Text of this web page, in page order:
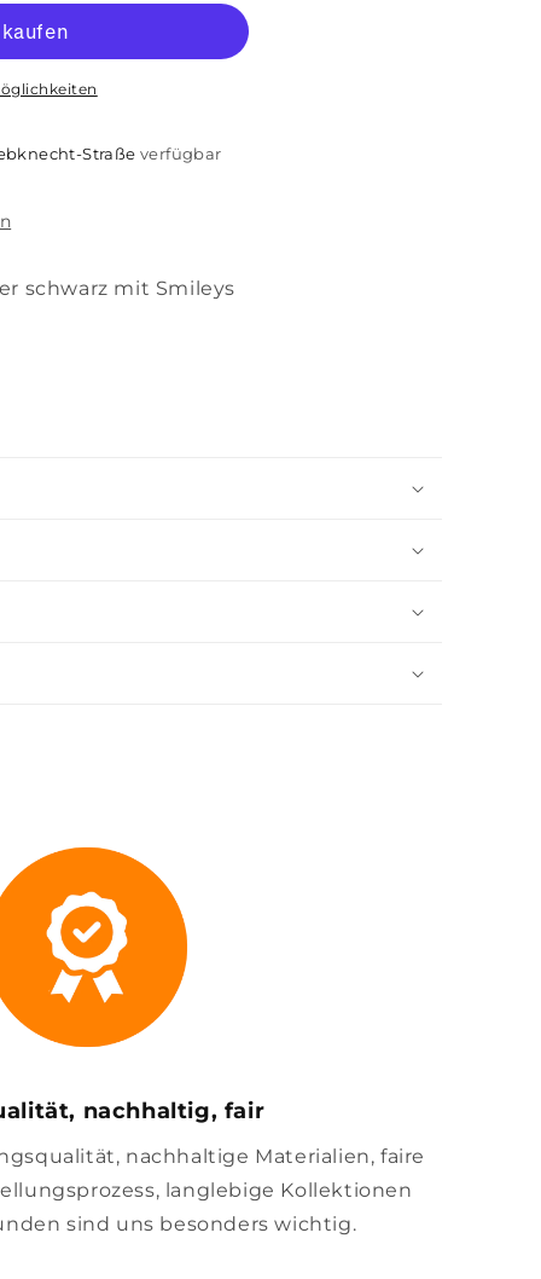
Straße verfügbar
schwarz mit Smileys
nachhaltig, fair
nachhaltige Materialien, faire
langlebige Kollektionen
sind uns besonders wichtig.